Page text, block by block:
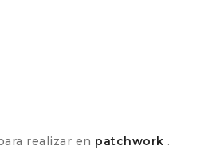
realizar en patchwork .